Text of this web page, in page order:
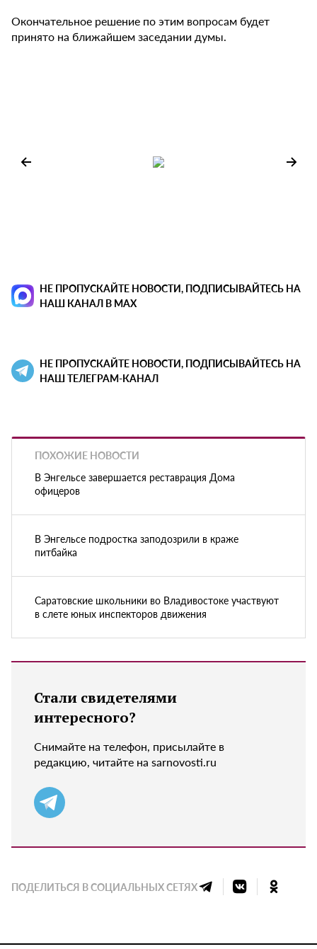
Окончательное решение по этим вопросам будет
принято на ближайшем заседании думы.
НЕ ПРОПУСКАЙТЕ НОВОСТИ, ПОДПИСЫВАЙТЕСЬ НА
НАШ КАНАЛ В MAX
НЕ ПРОПУСКАЙТЕ НОВОСТИ, ПОДПИСЫВАЙТЕСЬ НА
НАШ ТЕЛЕГРАМ-КАНАЛ
ПОХОЖИЕ НОВОСТИ
В Энгельсе завершается реставрация Дома
офицеров
В Энгельсе подростка заподозрили в краже
питбайка
Саратовские школьники во Владивостоке участвуют
в слете юных инспекторов движения
Стали свидетелями
интересного?
Снимайте на телефон, присылайте в
редакцию, читайте на sarnovosti.ru
ПОДЕЛИТЬСЯ В СОЦИАЛЬНЫХ СЕТЯХ